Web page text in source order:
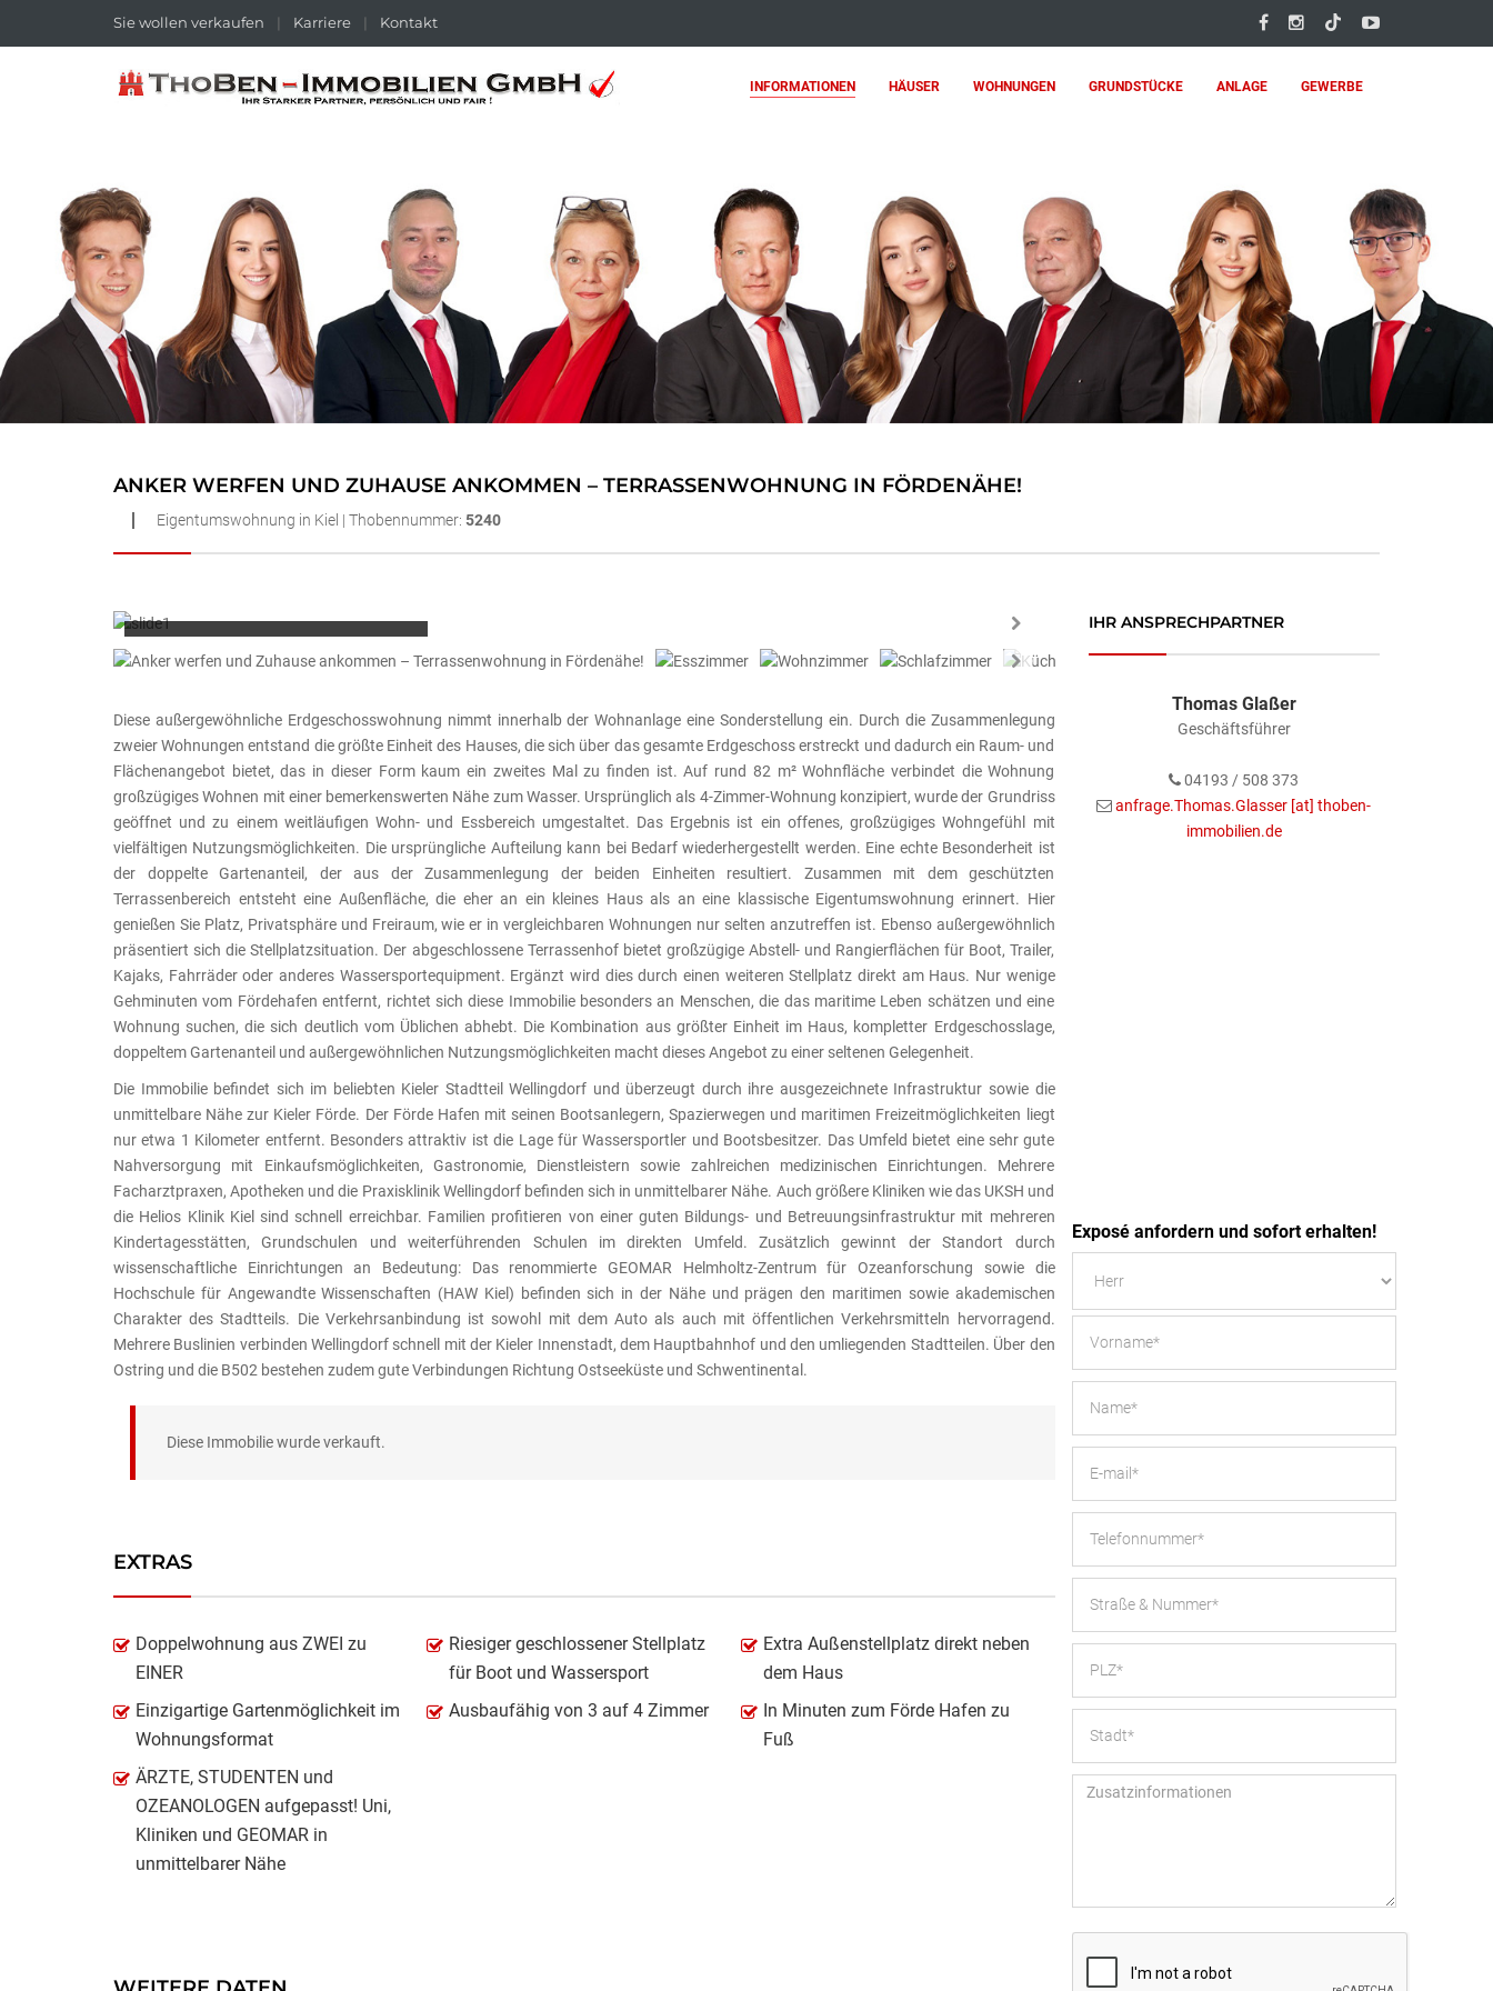
Sie wollen verkaufen | Karriere | Kontakt
INFORMATIONEN HÄUSER WOHNUNGEN GRUNDSTÜCKE ANLAGE GEWERBE
ANKER WERFEN UND ZUHAUSE ANKOMMEN – TERRASSENWOHNUNG IN FÖRDENÄHE!
Eigentumswohnung in Kiel | Thobennummer: 5240
Next
Diese außergewöhnliche Erdgeschosswohnung nimmt innerhalb der Wohnanlage eine Sonderstellung ein. Durch die Zusammenlegung
zweier Wohnungen entstand die größte Einheit des Hauses, die sich über das gesamte Erdgeschoss erstreckt und dadurch ein Raum- und
Flächenangebot bietet, das in dieser Form kaum ein zweites Mal zu finden ist. Auf rund 82 m² Wohnfläche verbindet die Wohnung
großzügiges Wohnen mit einer bemerkenswerten Nähe zum Wasser. Ursprünglich als 4-Zimmer-Wohnung konzipiert, wurde der Grundriss
geöffnet und zu einem weitläufigen Wohn- und Essbereich umgestaltet. Das Ergebnis ist ein offenes, großzügiges Wohngefühl mit
vielfältigen Nutzungsmöglichkeiten. Die ursprüngliche Aufteilung kann bei Bedarf wiederhergestellt werden. Eine echte Besonderheit ist
der doppelte Gartenanteil, der aus der Zusammenlegung der beiden Einheiten resultiert. Zusammen mit dem geschützten
Terrassenbereich entsteht eine Außenfläche, die eher an ein kleines Haus als an eine klassische Eigentumswohnung erinnert. Hier
genießen Sie Platz, Privatsphäre und Freiraum, wie er in vergleichbaren Wohnungen nur selten anzutreffen ist. Ebenso außergewöhnlich
präsentiert sich die Stellplatzsituation. Der abgeschlossene Terrassenhof bietet großzügige Abstell- und Rangierflächen für Boot, Trailer,
Kajaks, Fahrräder oder anderes Wassersportequipment. Ergänzt wird dies durch einen weiteren Stellplatz direkt am Haus. Nur wenige
Gehminuten vom Fördehafen entfernt, richtet sich diese Immobilie besonders an Menschen, die das maritime Leben schätzen und eine
Wohnung suchen, die sich deutlich vom Üblichen abhebt. Die Kombination aus größter Einheit im Haus, kompletter Erdgeschosslage,
doppeltem Gartenanteil und außergewöhnlichen Nutzungsmöglichkeiten macht dieses Angebot zu einer seltenen Gelegenheit.
Die Immobilie befindet sich im beliebten Kieler Stadtteil Wellingdorf und überzeugt durch ihre ausgezeichnete Infrastruktur sowie die
unmittelbare Nähe zur Kieler Förde. Der Förde Hafen mit seinen Bootsanlegern, Spazierwegen und maritimen Freizeitmöglichkeiten liegt
nur etwa 1 Kilometer entfernt. Besonders attraktiv ist die Lage für Wassersportler und Bootsbesitzer. Das Umfeld bietet eine sehr gute
Nahversorgung mit Einkaufsmöglichkeiten, Gastronomie, Dienstleistern sowie zahlreichen medizinischen Einrichtungen. Mehrere
Facharztpraxen, Apotheken und die Praxisklinik Wellingdorf befinden sich in unmittelbarer Nähe. Auch größere Kliniken wie das UKSH und
die Helios Klinik Kiel sind schnell erreichbar. Familien profitieren von einer guten Bildungs- und Betreuungsinfrastruktur mit mehreren
Kindertagesstätten, Grundschulen und weiterführenden Schulen im direkten Umfeld. Zusätzlich gewinnt der Standort durch
wissenschaftliche Einrichtungen an Bedeutung: Das renommierte GEOMAR Helmholtz-Zentrum für Ozeanforschung sowie die
Hochschule für Angewandte Wissenschaften (HAW Kiel) befinden sich in der Nähe und prägen den maritimen sowie akademischen
Charakter des Stadtteils. Die Verkehrsanbindung ist sowohl mit dem Auto als auch mit öffentlichen Verkehrsmitteln hervorragend.
Mehrere Buslinien verbinden Wellingdorf schnell mit der Kieler Innenstadt, dem Hauptbahnhof und den umliegenden Stadtteilen. Über den
Ostring und die B502 bestehen zudem gute Verbindungen Richtung Ostseeküste und Schwentinental.
Diese Immobilie wurde verkauft.
EXTRAS
Doppelwohnung aus ZWEI zu
EINER
Riesiger geschlossener Stellplatz
für Boot und Wassersport
Extra Außenstellplatz direkt neben
dem Haus
Einzigartige Gartenmöglichkeit im
Wohnungsformat
Ausbaufähig von 3 auf 4 Zimmer
In Minuten zum Förde Hafen zu
Fuß
ÄRZTE, STUDENTEN und
OZEANOLOGEN aufgepasst! Uni,
Kliniken und GEOMAR in
unmittelbarer Nähe
IHR ANSPRECHPARTNER
Thomas Glaßer
Geschäftsführer
04193 / 508 373
anfrage.Thomas.Glasser [at] thoben-
immobilien.de
Exposé anfordern und sofort erhalten!